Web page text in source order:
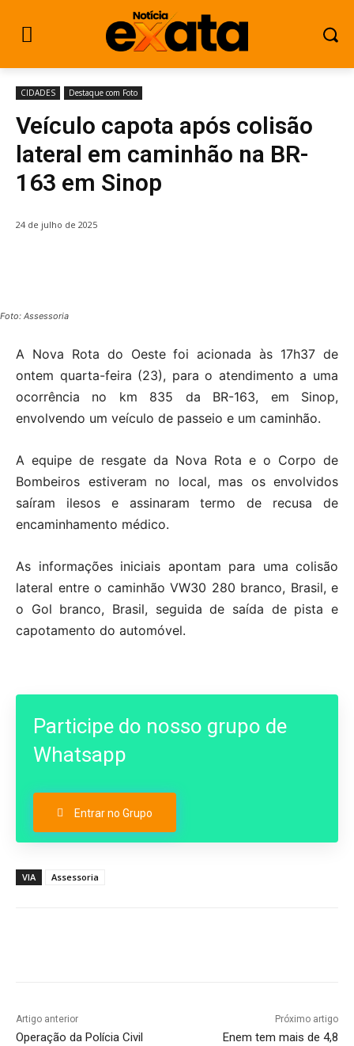
CIDADES Destaque com Foto
Veículo capota após colisão
lateral em caminhão na BR-
163 em Sinop
24 de julho de 2025
Foto: Assessoria
A Nova Rota do Oeste foi acionada às 17h37 de
ontem quarta-feira (23), para o atendimento a uma
ocorrência no km 835 da BR-163, em Sinop,
envolvendo um veículo de passeio e um caminhão.
A equipe de resgate da Nova Rota e o Corpo de
Bombeiros estiveram no local, mas os envolvidos
saíram ilesos e assinaram termo de recusa de
encaminhamento médico.
As informações iniciais apontam para uma colisão
lateral entre o caminhão VW30 280 branco, Brasil, e
o Gol branco, Brasil, seguida de saída de pista e
capotamento do automóvel.
Participe do nosso grupo de
Whatsapp
Entrar no Grupo
VIA Assessoria
Artigo anterior
Operação da Polícia Civil
Próximo artigo
Enem tem mais de 4,8